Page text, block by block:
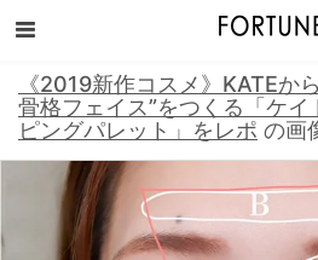
《2019新作コスメ》KATEか
骨格フェイス”をつくる「ケ
ピングパレット」をレポ の画